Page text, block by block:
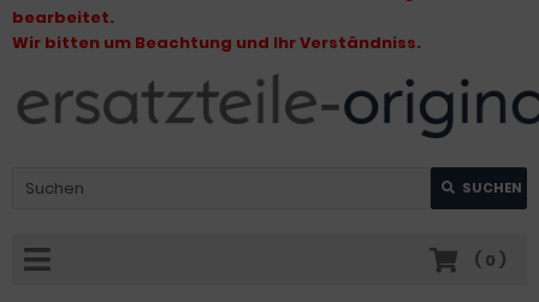
bearbeitet.
Wir bitten um Beachtung und Ihr Verständniss.
SUCHEN
( 0 )